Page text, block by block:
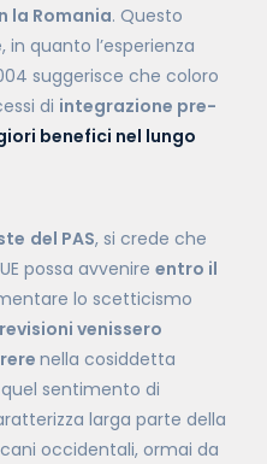
la Romania. Questo
quanto l’esperienza
suggerisce che coloro
di integrazione pre-
benefici nel lungo
del PAS, si crede che
possa avvenire entro il
lo scetticismo
venissero
nella cosiddetta
quel sentimento di
larga parte della
occidentali, ormai da